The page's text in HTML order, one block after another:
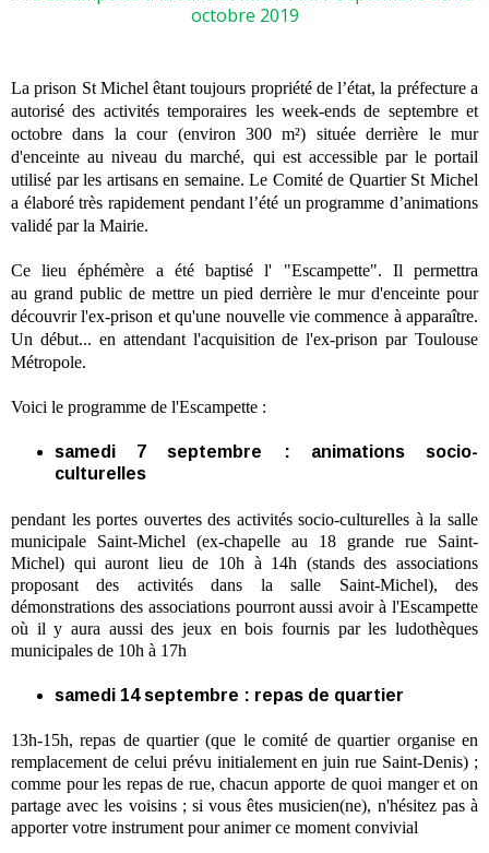
La prison St Michel êtant toujours propriété de l’état, la préfecture a
autorisédes activités temporaires les week-ends de septembre et
octobre dans la cour (environ 300 m²) située derrière le mur
d'enceinte au niveau du marché, qui est accessible par le portail
utilisé par les artisans en semaine. Le Comité de Quartier St Michel
a élaboré très rapidement pendant l’été un programme d’animations
validé par la Mairie.
Ce lieu éphémère a été baptisé l' "Escampette". Il permettra
au grand public de mettre un pied derrière le mur d'enceinte pour
découvrir l'ex-prison et qu'une nouvelle vie commence à apparaître.
Un début... en attendant l'acquisition de l'ex-prison par Toulouse
Métropole.
Voici le programme de l'Escampette :
samedi 7 septembre : animations socio-
culturelles
pendant les portes ouvertes des activités socio-culturelles à la salle
municipale Saint-Michel (ex-chapelle au 18 grande rue Saint-
Michel) qui auront lieu de 10h à 14h (stands des associations
proposant des activités dans la salle Saint-Michel), des
démonstrations des associations pourront aussi avoir à l'Escampette
où il y aura aussi des jeux en bois fournis par les ludothèques
municipales de 10h à 17h
samedi 14 septembre : repas de quartier
13h-15h, repas de quartier (que le comité de quartier organise en
remplacement de celui prévu initialement en juin rue Saint-Denis) ;
comme pour les repas de rue, chacun apporte de quoi manger et on
partage avec les voisins ; si vous êtes musicien(ne), n'hésitez pas à
apporter votre instrument pour animer ce moment convivial